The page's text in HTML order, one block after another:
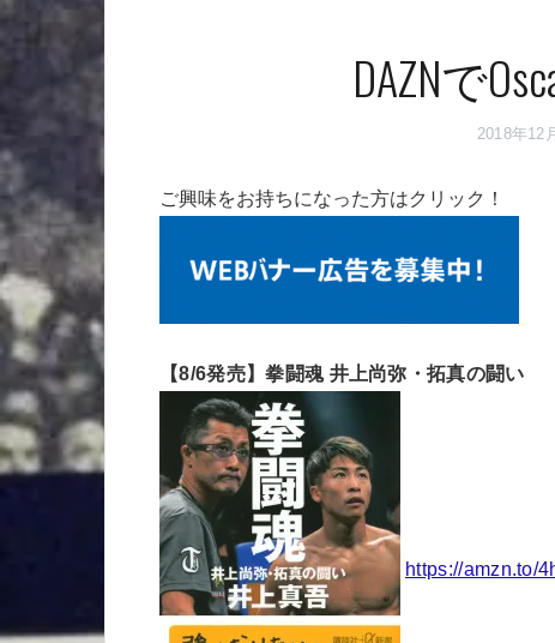
DAZNで
2018年12
ご興味をお持ちになった方はクリック！
【8/6発売】拳闘魂 井上尚弥・拓真の闘い
https://amzn.to/